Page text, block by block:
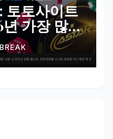
토토사이트
가장 많이
분석